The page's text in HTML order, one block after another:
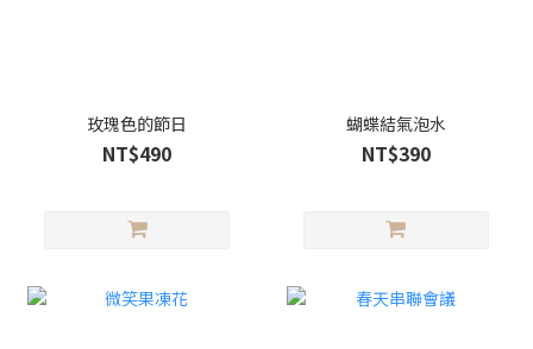
玫瑰色的節日
NT$490
蝴蝶結氣泡水
NT$390